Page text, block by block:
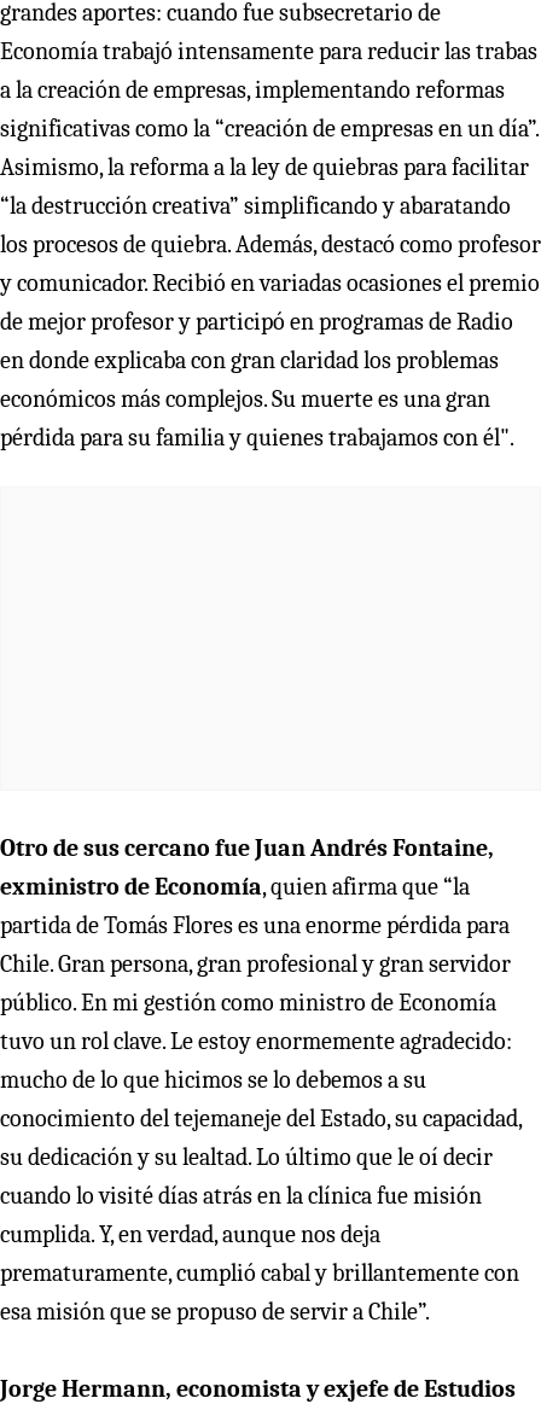
grandes aportes: cuando fue subsecretario de
Economía trabajó intensamente para reducir las trabas
a la creación de empresas, implementando reformas
significativas como la “creación de empresas en un día”.
Asimismo, la reforma a la ley de quiebras para facilitar
“la destrucción creativa” simplificando y abaratando
los procesos de quiebra. Además, destacó como profesor
y comunicador. Recibió en variadas ocasiones el premio
de mejor profesor y participó en programas de Radio
en donde explicaba con gran claridad los problemas
económicos más complejos. Su muerte es una gran
pérdida para su familia y quienes trabajamos con él".
Otro de sus cercano fue Juan Andrés Fontaine,
exministro de Economía, quien afirma que “la
partida de Tomás Flores es una enorme pérdida para
Chile. Gran persona, gran profesional y gran servidor
público. En mi gestión como ministro de Economía
tuvo un rol clave. Le estoy enormemente agradecido:
mucho de lo que hicimos se lo debemos a su
conocimiento del tejemaneje del Estado, su capacidad,
su dedicación y su lealtad. Lo último que le oí decir
cuando lo visité días atrás en la clínica fue misión
cumplida. Y, en verdad, aunque nos deja
prematuramente, cumplió cabal y brillantemente con
esa misión que se propuso de servir a Chile”.
Jorge Hermann, economista y exjefe de Estudios